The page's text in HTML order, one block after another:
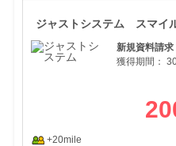
ジャストシステム スマイ
新規資料請求
獲得期間：
+20mile